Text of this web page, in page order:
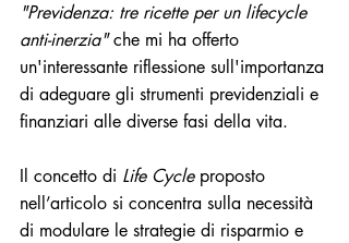
"Previdenza: tre ricette per un lifecycle
anti-inerzia" che mi ha offerto
un'interessante riflessione sull'importanza
di adeguare gli strumenti previdenziali e
finanziari alle diverse fasi della vita.
Il concetto di Life Cycle proposto
nell’articolo si concentra sulla necessità
di modulare le strategie di risparmio e